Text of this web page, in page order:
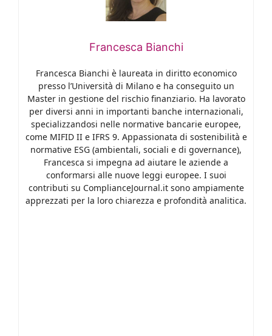
Francesca Bianchi
Francesca Bianchi è laureata in diritto economico
presso l’Università di Milano e ha conseguito un
Master in gestione del rischio finanziario. Ha lavorato
per diversi anni in importanti banche internazionali,
specializzandosi nelle normative bancarie europee,
come MIFID II e IFRS 9. Appassionata di sostenibilità e
normative ESG (ambientali, sociali e di governance),
Francesca si impegna ad aiutare le aziende a
conformarsi alle nuove leggi europee. I suoi
contributi su ComplianceJournal.it sono ampiamente
apprezzati per la loro chiarezza e profondità analitica.